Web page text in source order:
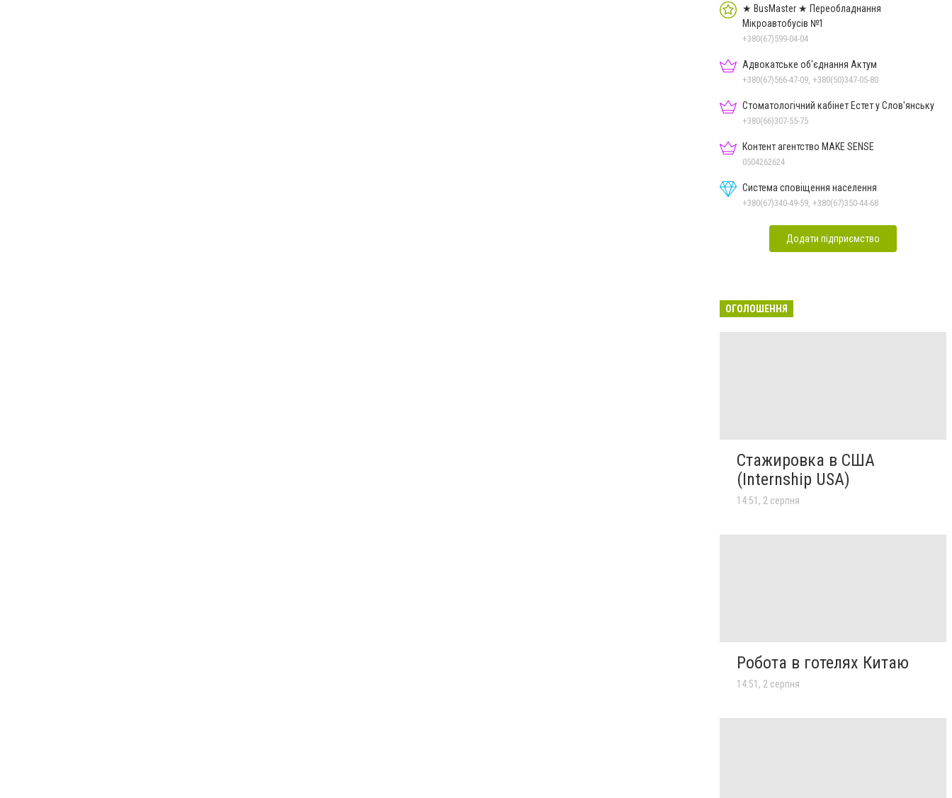
★ BusMaster ★ Переобладнання
Мікроавтобусів №1
+380(67)599-04-04
Адвокатське об'єднання Актум
+380(67)566-47-09, +380(50)347-05-80
Стоматологічний кабінет Естет у Слов'янську
+380(66)307-55-75
Контент агентство MAKE SENSE
0504262624
Система сповіщення населення
+380(67)340-49-59, +380(67)350-44-68
Додати підприємство
ОГОЛОШЕННЯ
Стажировка в США
(Internship USA)
14:51, 2 серпня
Робота в готелях Китаю
14:51, 2 серпня